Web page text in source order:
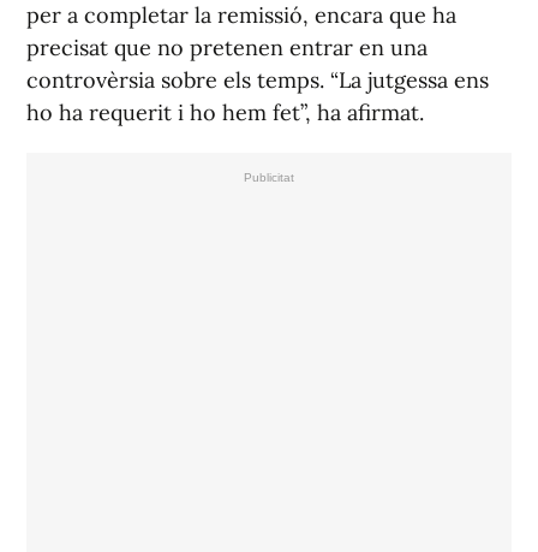
per a completar la remissió, encara que ha
precisat que no pretenen entrar en una
controvèrsia sobre els temps. “La jutgessa ens
ho ha requerit i ho hem fet”, ha afirmat.